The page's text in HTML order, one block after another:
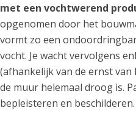
met een vochtwerend
opgenomen door het
vormt zo een
vocht. Je wacht vervolgens
(afhankelijk van de ernst
de muur helemaal droog is.
bepleisteren en beschilderen.